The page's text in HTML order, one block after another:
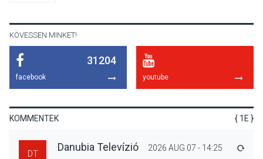
TERMÉSZETI KÖRNYEZET
KÖVESSEN MINKET!
31204
facebook youtube
KOMMENTEK { 1E }
DT
Danubia Televízió 2026 AUG 07 - 14:25